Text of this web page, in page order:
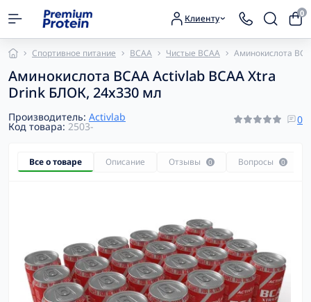
Клиенту 0
Спортивное питание BCAA Чистые BCAA Аминокислота
Аминокислота BCAA Activlab BCAA Xtra
Drink БЛОК, 24х330 мл
Производитель: Activlab
Код товара: 2503-
0
Все о товаре Описание Отзывы 0 Вопросы 0